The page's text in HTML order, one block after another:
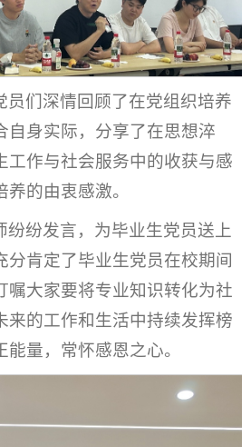
员们深情回顾了在党组织培养
自身实际，分享了在思想淬
工作与社会服务中的收获与感
的由衷感激。
纷纷发言，为毕业生党员送上
分肯定了毕业生党员在校期间
嘱大家要将专业知识转化为社
来的工作和生活中持续发挥榜
量，常怀感恩之心。